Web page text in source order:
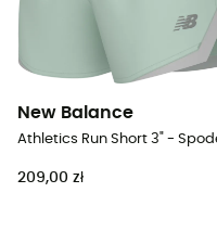
New Balance
209,00 zł